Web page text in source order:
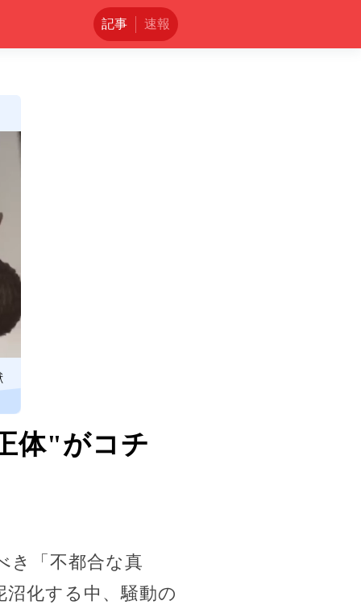
記事 速報
体"がコチ
き「不都合な真
化する中、騒動の